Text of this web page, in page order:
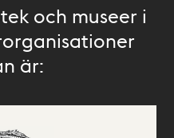
och museer i
är: